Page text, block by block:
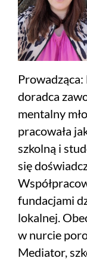
doradca
mentalny
pracowała
szkolną i
się
fundacjami
lokalnej.
w nurcie
Mediator,